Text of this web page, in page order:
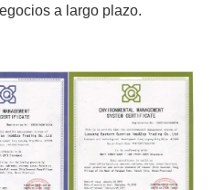
a largo plazo.